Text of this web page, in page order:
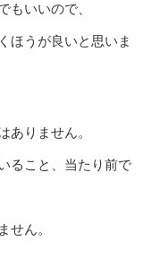
もいいので、
ほうが良いと思いま
ありません。
ること、当たり前で
せん。